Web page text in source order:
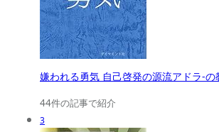
嫌われる勇気 自己啓発の源流アドラ-の
44件の記事で紹介
3